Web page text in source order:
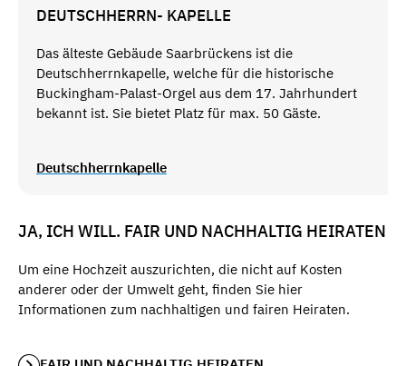
DEUTSCHHERRN- KAPELLE
Das älteste Gebäude Saarbrückens ist die
Deutschherrnkapelle, welche für die historische
Buckingham-Palast-Orgel aus dem 17. Jahrhundert
bekannt ist. Sie bietet Platz für max. 50 Gäste.
Deutschherrnkapelle
JA, ICH WILL. FAIR UND NACHHALTIG HEIRATEN
Um eine Hochzeit auszurichten, die nicht auf Kosten
anderer oder der Umwelt geht, finden Sie hier
Informationen zum nachhaltigen und fairen Heiraten.